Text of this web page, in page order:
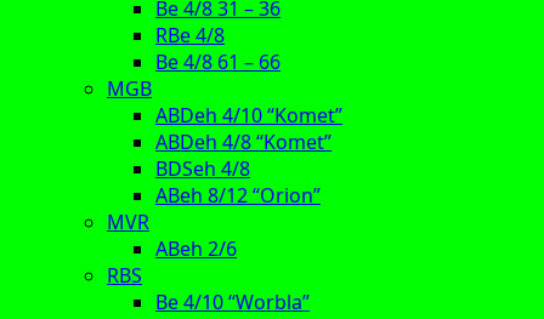
Be 4/8 31 – 36
RBe 4/8
Be 4/8 61 – 66
MGB
ABDeh 4/10 “Komet”
ABDeh 4/8 “Komet”
BDSeh 4/8
ABeh 8/12 “Orion”
MVR
ABeh 2/6
RBS
Be 4/10 “Worbla”